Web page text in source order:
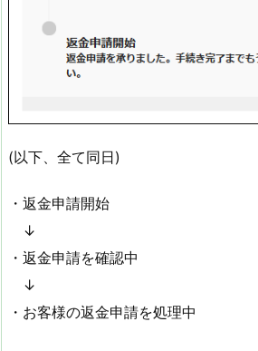
(以下、全て同日)
・返金申請開始
↓
・返金申請を確認中
↓
・お客様の返金申請を処理中